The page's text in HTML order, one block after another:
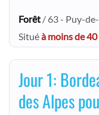
Forêt / 63 - Puy-
Situéà moins de
Jour 1:
des Alpes